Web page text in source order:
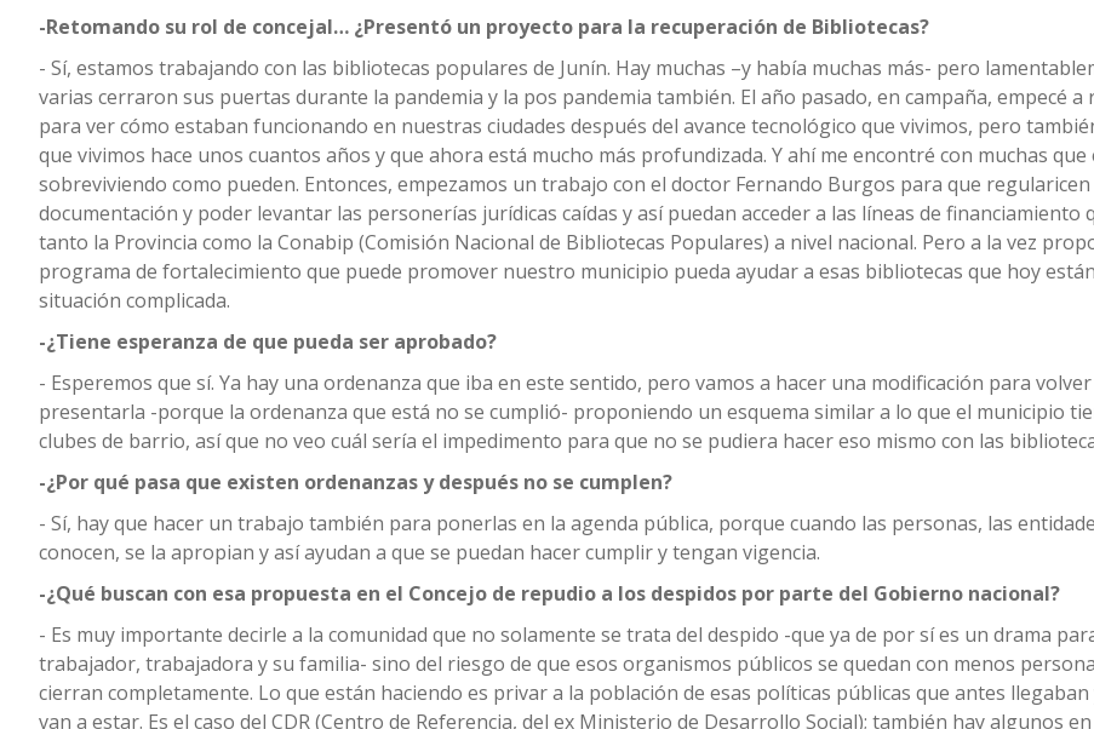
-Retomando su rol de concejal… ¿Presentó un proyecto para la recuperación de Bibliotecas?
- Sí, estamos trabajando con las bibliotecas populares de Junín. Hay muchas –y había muchas más- pero
varias cerraron sus puertas durante la pandemia y la pos pandemia también. El año pasado, en campaña, empecé a
para ver cómo estaban funcionando en nuestras ciudades después del avance tecnológico que vivimos, pero
que vivimos hace unos cuantos años y que ahora está mucho más profundizada. Y ahí me encontré con muchas que
sobreviviendo como pueden. Entonces, empezamos un trabajo con el doctor Fernando Burgos para que regularicen
documentación y poder levantar las personerías jurídicas caídas y así puedan acceder a las líneas de financiamiento
tanto la Provincia como la Conabip (Comisión Nacional de Bibliotecas Populares) a nivel nacional. Pero a la vez
programa de fortalecimiento que puede promover nuestro municipio pueda ayudar a esas bibliotecas que hoy
situación complicada.
-¿Tiene esperanza de que pueda ser aprobado?
- Esperemos que sí. Ya hay una ordenanza que iba en este sentido, pero vamos a hacer una modificación para volver
presentarla -porque la ordenanza que está no se cumplió- proponiendo un esquema similar a lo que el municipio
clubes de barrio, así que no veo cuál sería el impedimento para que no se pudiera hacer eso mismo con las
-¿Por qué pasa que existen ordenanzas y después no se cumplen?
- Sí, hay que hacer un trabajo también para ponerlas en la agenda pública, porque cuando las personas, las
conocen, se la apropian y así ayudan a que se puedan hacer cumplir y tengan vigencia.
-¿Qué buscan con esa propuesta en el Concejo de repudio a los despidos por parte del Gobierno nacional?
- Es muy importante decirle a la comunidad que no solamente se trata del despido -que ya de por sí es un drama
trabajador, trabajadora y su familia- sino del riesgo de que esos organismos públicos se quedan con menos
cierran completamente. Lo que están haciendo es privar a la población de esas políticas públicas que antes llegaban
van a estar. Es el caso del CDR (Centro de Referencia, del ex Ministerio de Desarrollo Social); también hay algunos